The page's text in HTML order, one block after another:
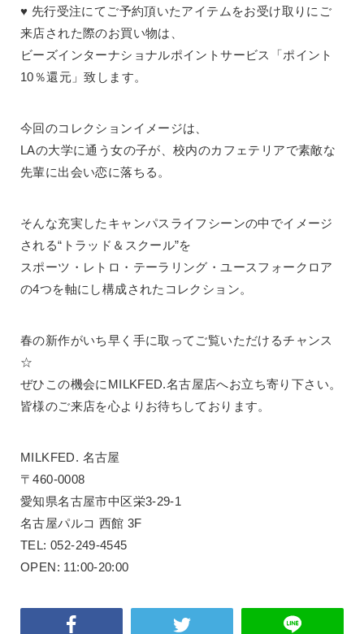
♥ 先行受注にてご予約頂いたアイテムをお受け取りにご
来店された際のお買い物は、
ビーズインターナショナルポイントサービス「ポイント
10％還元」致します。
今回のコレクションイメージは、
LAの大学に通う女の子が、校内のカフェテリアで素敵な
先輩に出会い恋に落ちる。
そんな充実したキャンパスライフシーンの中でイメージ
される“トラッド＆スクール”を
スポーツ・レトロ・テーラリング・ユースフォークロア
の4つを軸にし構成されたコレクション。
春の新作がいち早く手に取ってご覧いただけるチャンス
☆
ぜひこの機会にMILKFED.名古屋店へお立ち寄り下さい。
皆様のご来店を心よりお待ちしております。
MILKFED. 名古屋
〒460-0008
愛知県名古屋市中区栄3-29-1
名古屋パルコ 西館 3F
TEL: 052-249-4545
OPEN: 11:00-20:00